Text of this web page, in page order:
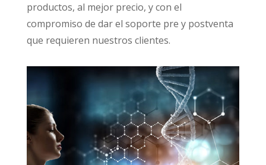
productos, al mejor precio, y con el
compromiso de dar el soporte pre y postventa
que requieren nuestros clientes.